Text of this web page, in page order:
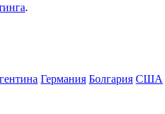
.
Германия Болгария США